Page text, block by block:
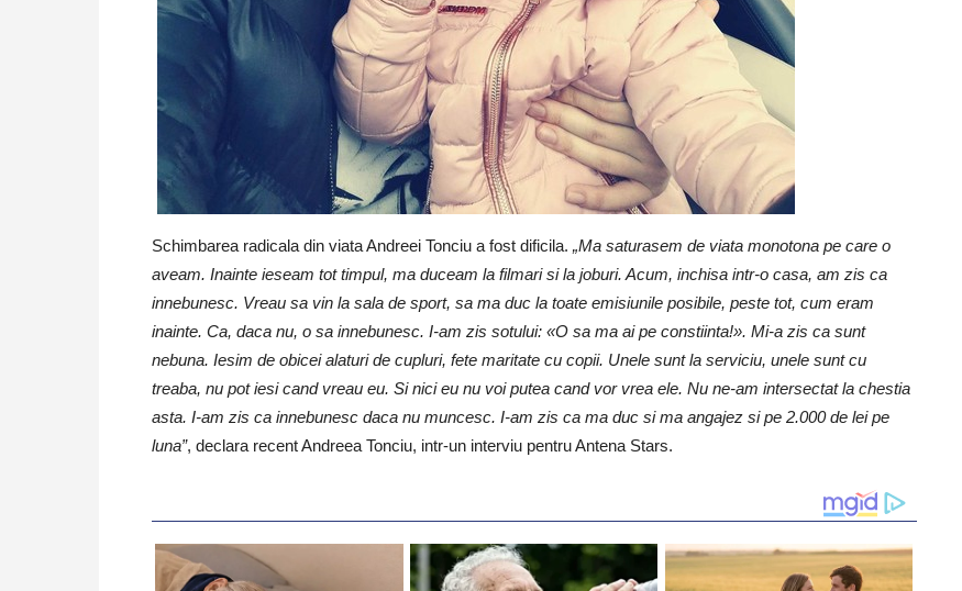
Schimbarea radicala din viata Andreei Tonciu a fost dificila. „Ma saturasem de viata monotona pe care o
aveam. Inainte ieseam tot timpul, ma duceam la filmari si la joburi. Acum, inchisa intr-o casa, am zis ca
innebunesc. Vreau sa vin la sala de sport, sa ma duc la toate emisiunile posibile, peste tot, cum eram
inainte. Ca, daca nu, o sa innebunesc. I-am zis sotului: «O sa ma ai pe constiinta!». Mi-a zis ca sunt
nebuna. Iesim de obicei alaturi de cupluri, fete maritate cu copii. Unele sunt la serviciu, unele sunt cu
treaba, nu pot iesi cand vreau eu. Si nici eu nu voi putea cand vor vrea ele. Nu ne-am intersectat la chestia
asta. I-am zis ca innebunesc daca nu muncesc. I-am zis ca ma duc si ma angajez si pe 2.000 de lei pe
luna”, declara recent Andreea Tonciu, intr-un interviu pentru Antena Stars.